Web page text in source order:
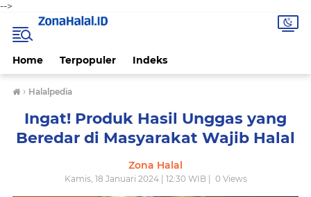
-->
Home Terpopuler Indeks
› Halalpedia
Ingat! Produk Hasil Unggas yang
Beredar di Masyarakat Wajib Halal
Zona Halal
Kamis, 18 Januari 2024 | 12:30 WIB | 0Views